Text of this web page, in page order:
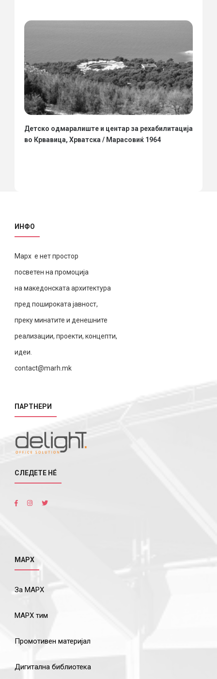
Детско одмаралиште и центар за рехабилитација
во Крвавица, Хрватска / Марасовиќ 1964
ИНФО
Марх е нет простор
посветен на промоција
на македонската архитектура
пред пошироката јавност,
преку минатите и денешните
реализации, проекти, концепти,
идеи.
contact@marh.mk
ПАРТНЕРИ
СЛЕДЕТЕ НÉ
МАРХ
За МАРХ
МАРХ тим
Промотивен материјал
Дигитална библиотека